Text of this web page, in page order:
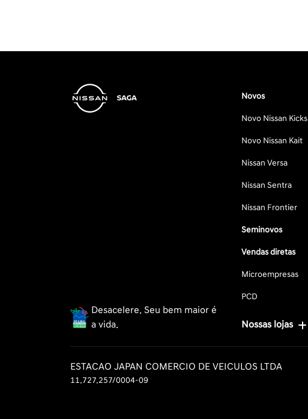
Desacelere. Seu bem maior é
a vida.
Novos
Novo Nissan Kicks
Novo Nissan Kait
Nissan Versa
Nissan Sentra
Nissan Frontier
Seminovos
Vendas diretas
Microempresas
PCD
Nossas lojas
ESTACAO JAPAN COMERCIO DE VEICULOS LTDA
11.727.257/0004-09